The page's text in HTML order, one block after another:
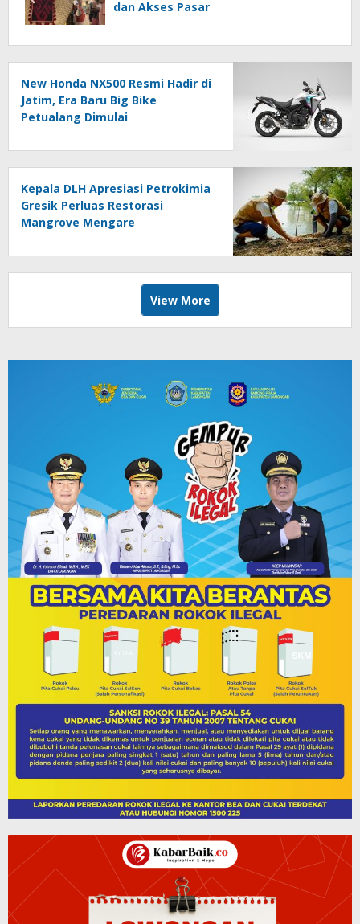
dan Akses Pasar
New Honda NX500 Resmi Hadir di
Jatim, Era Baru Big Bike
Petualang Dimulai
Kepala DLH Apresiasi Petrokimia
Gresik Perluas Restorasi
Mangrove Mengare
View More